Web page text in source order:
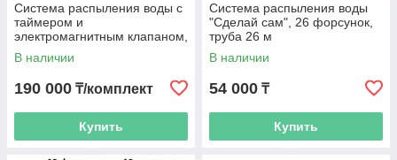
Система распыления воды с
таймером и
электромагнитным клапаном,
60 форсунок, труба 60 м
В наличии
190 000 ₸/комплект
Купить
Система распыления воды
"Сделай сам", 26 форсунок,
труба 26 м
В наличии
54 000 ₸
Купить